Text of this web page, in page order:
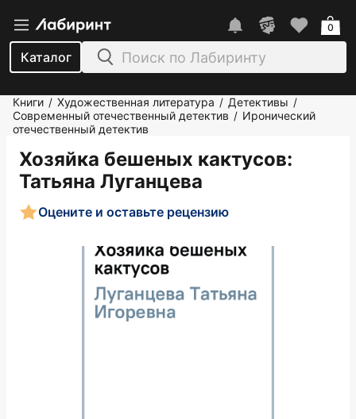
Каталог
0
Книги / Художественная литература / Детективы /
Современный отечественный детектив / Иронический
отечественный детектив
Хозяйка бешеных кактусов:
Татьяна Луганцева
Оцените и оставьте рецензию